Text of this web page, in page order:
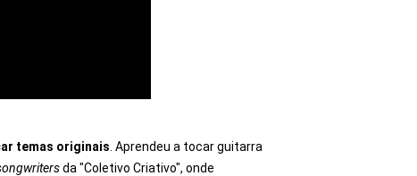
temas originais . Aprendeu a tocar guitarra
da "Coletivo Criativo", onde